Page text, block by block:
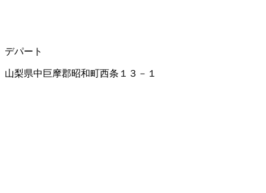
デパート
山梨県中巨摩郡昭和町西条１３－１